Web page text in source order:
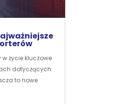
w życie kluczowe
dotyczących
to nowe